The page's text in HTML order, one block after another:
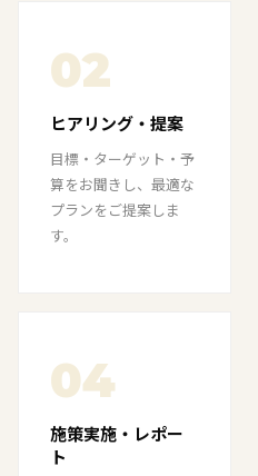
02
ヒアリング・提案
目標・ターゲット・予
算をお聞きし、最適な
プランをご提案しま
す。
04
施策実施・レポー
ト